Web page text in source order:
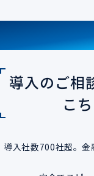
導入のご相
こ
導入社数700社超。